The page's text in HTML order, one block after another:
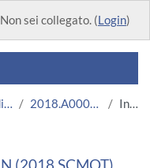
Non sei collegato. (Login)
Medicina e Chirurgia 2018.A000341.08636-09.D-N.13825 Introduzione